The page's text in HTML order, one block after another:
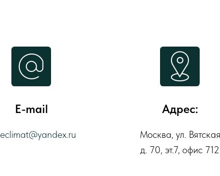
E-mail Адрес:
Москва, ул. Вятская
д. 70, эт.7, офис 712